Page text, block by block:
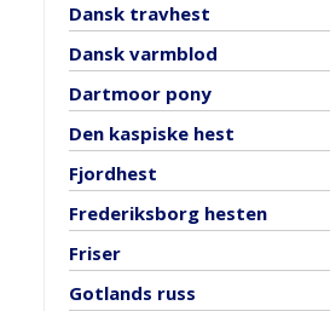
Dansk travhest
Dansk varmblod
Dartmoor pony
Den kaspiske hest
Fjordhest
Frederiksborg hesten
Friser
Gotlands russ